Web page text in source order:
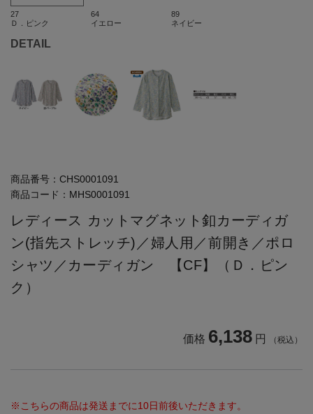
27
Ｄ．ピンク
64
イエロー
89
ネイビー
DETAIL
商品番号： CHS0001091
商品コード： MHS0001091
レディース カットマグネット釦カーディガ
ン(指先ストレッチ)／婦人用／前開き／ポロ
シャツ／カーディガン 【CF】（Ｄ．ピン
ク）
価格 6,138 円 （税込）
※こちらの商品は発送までに10日前後いただきます。